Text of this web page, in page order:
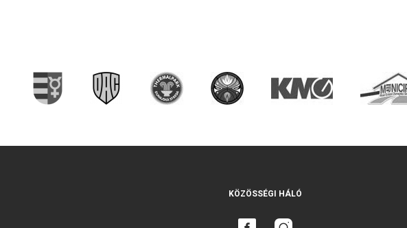
KÖZÖSSÉGI HÁLÓ